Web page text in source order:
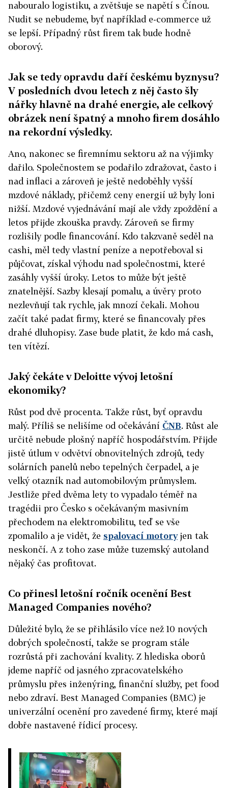
nabouralo logistiku, a zvětšuje se napětí s Čínou.
Nudit se nebudeme, byť například e-commerce už
se lepší. Případný růst firem tak bude hodně
oborový.
Jak se tedy opravdu daří českému byznysu?
V posledních dvou letech z něj často šly
nářky hlavně na drahé energie, ale celkový
obrázek není špatný a mnoho firem dosáhlo
na rekordní výsledky.
Ano, nakonec se firemnímu sektoru až na výjimky
dařilo. Společnostem se podařilo zdražovat, často i
nad inflaci a zároveň je ještě nedoběhly vyšší
mzdové náklady, přičemž ceny energií už byly loni
nižší. Mzdové vyjednávání mají ale vždy zpoždění a
letos přijde zkouška pravdy. Zároveň se firmy
rozlišily podle financování. Kdo takzvaně seděl na
cashi, měl tedy vlastní peníze a nepotřeboval si
půjčovat, získal výhodu nad společnostmi, které
zasáhly vyšší úroky. Letos to může být ještě
znatelnější. Sazby klesají pomalu, a úvěry proto
nezlevňují tak rychle, jak mnozí čekali. Mohou
začít také padat firmy, které se financovaly přes
drahé dluhopisy. Zase bude platit, že kdo má cash,
ten vítězí.
Jaký čekáte v Deloitte vývoj letošní
ekonomiky?
Růst pod dvě procenta. Takže růst, byť opravdu
malý. Příliš se nelišíme od očekávání ČNB. Růst ale
určitě nebude plošný napříč hospodářstvím. Přijde
jistě útlum v odvětví obnovitelných zdrojů, tedy
solárních panelů nebo tepelných čerpadel, a je
velký otazník nad automobilovým průmyslem.
Jestliže před dvěma lety to vypadalo téměř na
tragédii pro Česko s očekávaným masivním
přechodem na elektromobilitu, teď se vše
zpomalilo a je vidět, že spalovací motoryjen tak
neskončí. A z toho zase může tuzemský autoland
nějaký čas profitovat.
Co přinesl letošní ročník ocenění Best
Managed Companies nového?
Důležité bylo, že se přihlásilo více než 10 nových
dobrých společností, takže se program stále
rozrůstá při zachování kvality. Z hlediska oborů
jdeme napříč od jasného zpracovatelského
průmyslu přes inženýring, finanční služby, pet food
nebo zdraví. Best Managed Companies (BMC) je
univerzální ocenění pro zavedené firmy, které mají
dobře nastavené řídicí procesy.